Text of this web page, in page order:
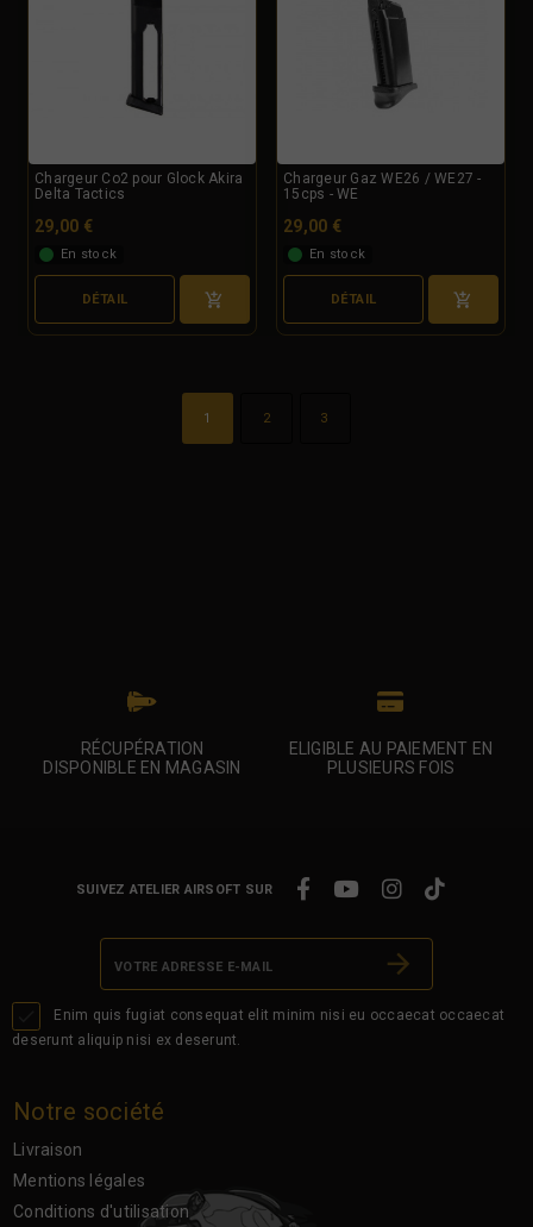
Chargeur Co2 pour Glock Akira
Delta Tactics
29,00 €
En stock
DÉTAIL
Chargeur Gaz WE26 / WE27 -
15cps - WE
29,00 €
En stock
DÉTAIL
1 2 3
RÉCUPÉRATION
DISPONIBLE EN MAGASIN
ELIGIBLE AU PAIEMENT EN
PLUSIEURS FOIS
Enim quis fugiat consequat elit minim nisi eu occaecat occaecat
deserunt aliquip nisi ex deserunt.
SUIVEZ ATELIER AIRSOFT SUR
Notre société
Livraison
Mentions légales
Conditions d'utilisation